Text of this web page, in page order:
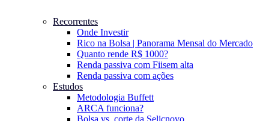
Recorrentes
Onde Investir
Rico na Bolsa | Panorama Mensal do Mercado
Quanto rende R$ 1000?
Renda passiva com Fiisem alta
Renda passiva com ações
Estudos
Metodologia Buffett
ARCA funciona?
Bolsa vs. corte da Selicnovo